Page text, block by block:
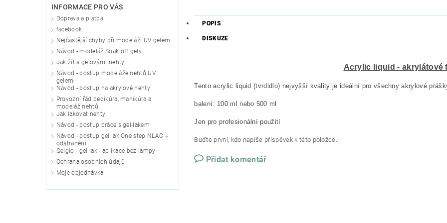
INFORMACE PRO VÁS
Doprava a platba
facebook
Nejčastější chyby při modeláži UV gelem
Návod - modeláž Soak off gely
Jak žít s gelovými nehty
Návod - postup modeláže nehtů UV
gelem
Návod - postup na akrylové nehty
Provozní řád pedikúra, manikúra a
modeláž nehtů
Jak lakovat nehty
Návod - postup práce s gel-lakem
Návod - postup gel lak One step NLAC +
odstranění
Gelgio - gel lak - aplikace bez lampy
Ochrana osobních údajů
Moje objednávka
POPIS
DISKUZE
Acrylic liquid - akrylátové
Tento acrylic liquid (tvrdidlo) nejvyšší kvality je ideální pro všechny akrylové
balení: 100 ml nebo 500 ml
Jen pro profesionální použití
Buďte první, kdo napíše příspěvek k této položce.
Přidat komentář